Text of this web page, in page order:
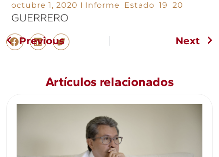
octubre 1, 2020 Informe_Estado_19_20
GUERRERO
Previous Next
Artículos relacionados